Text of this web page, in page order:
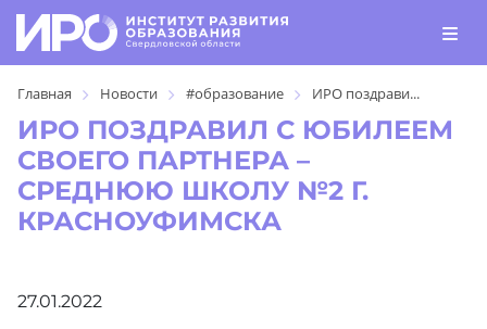
Главная Новости #образование ИРО поздрави...
ИРО ПОЗДРАВИЛ С ЮБИЛЕЕМ
СВОЕГО ПАРТНЕРА –
СРЕДНЮЮ ШКОЛУ №2 Г.
КРАСНОУФИМСКА
27.01.2022